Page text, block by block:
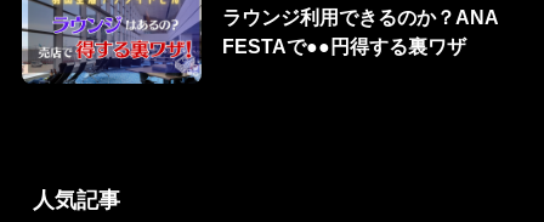
ラウンジ利用できるのか？ANA
FESTAで●●円得する裏ワザ
人気記事